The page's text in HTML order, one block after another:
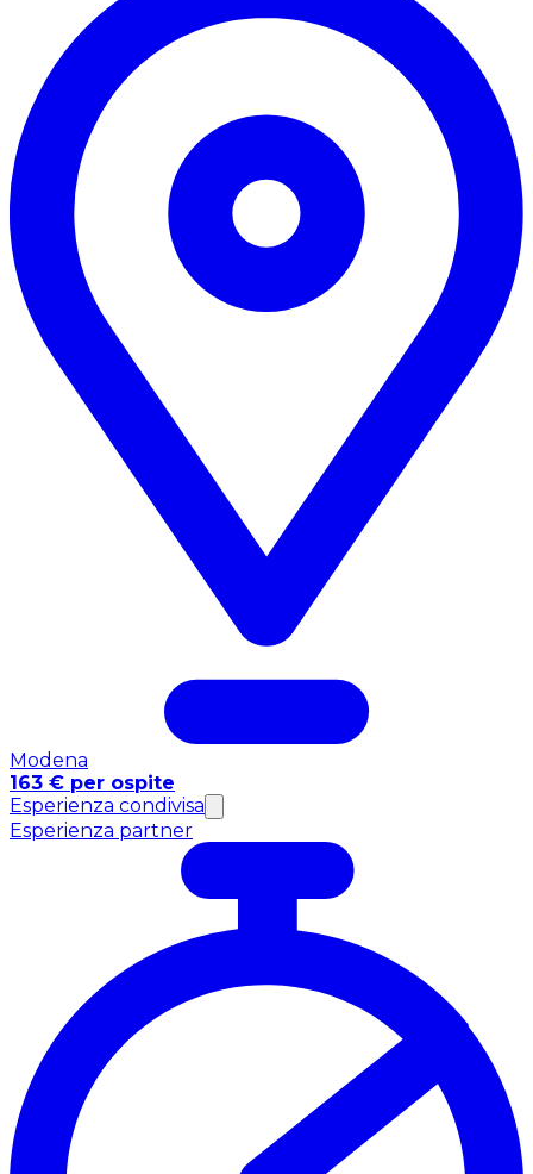
Modena
163 € per ospite
Esperienza condivisa
Esperienza partner